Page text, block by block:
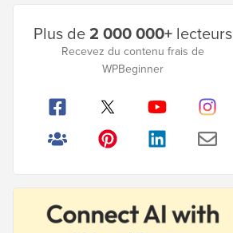
latérale
Plus de2 000 000+lecteurs
Recevez du contenu frais de
WPBeginner